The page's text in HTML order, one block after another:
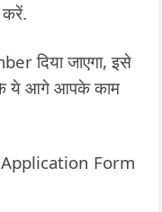
दिया जाएगा, इसे
ये आगे आपके काम
Form